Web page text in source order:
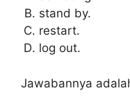
stand by.
restart.
log out.
Jawabannya